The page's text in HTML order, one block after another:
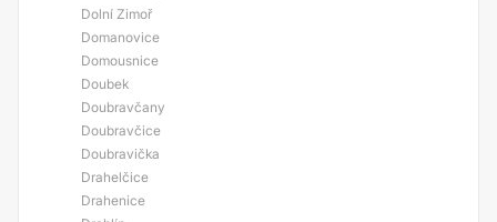
Dolní Zimoř
Domanovice
Domousnice
Doubek
Doubravčany
Doubravčice
Doubravička
Drahelčice
Drahenice